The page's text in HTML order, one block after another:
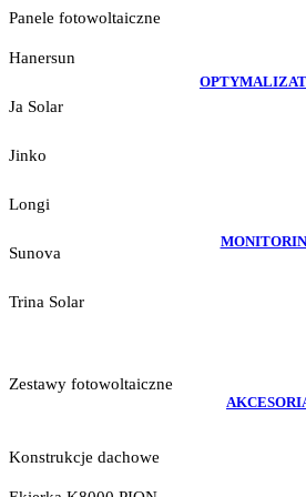
Panele fotowoltaiczne
Hanersun
Ja Solar
Jinko
Longi
Sunova
Trina Solar
Zestawy fotowoltaiczne
Konstrukcje dachowe